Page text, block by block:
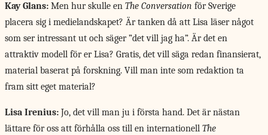
Kay Glans: Men hur skulle en The Conversation för Sverige
placera sig i medielandskapet? Är tanken då att Lisa läser något
som ser intressant ut och säger ”det vill jag ha”. Är det en
attraktiv modell för er Lisa? Gratis, det vill säga redan finansierat,
material baserat på forskning. Vill man inte som redaktion ta
fram sitt eget material?
Lisa Irenius: Jo, det vill man ju i första hand. Det är nästan
lättare för oss att förhålla oss till en internationell The